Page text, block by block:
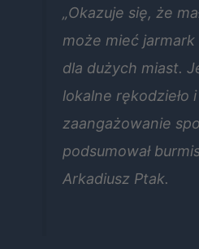
„Okazuje się, że
może mieć
dla dużych miast.
lokalne rękodzieło i
zaangażowanie
podsumował
Arkadiusz Ptak.